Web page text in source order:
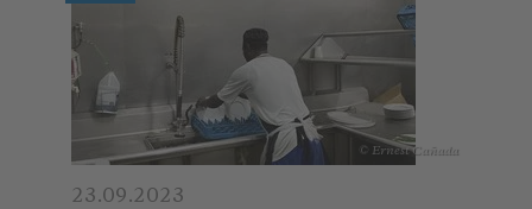
© Ernest Cañada
23.09.2023